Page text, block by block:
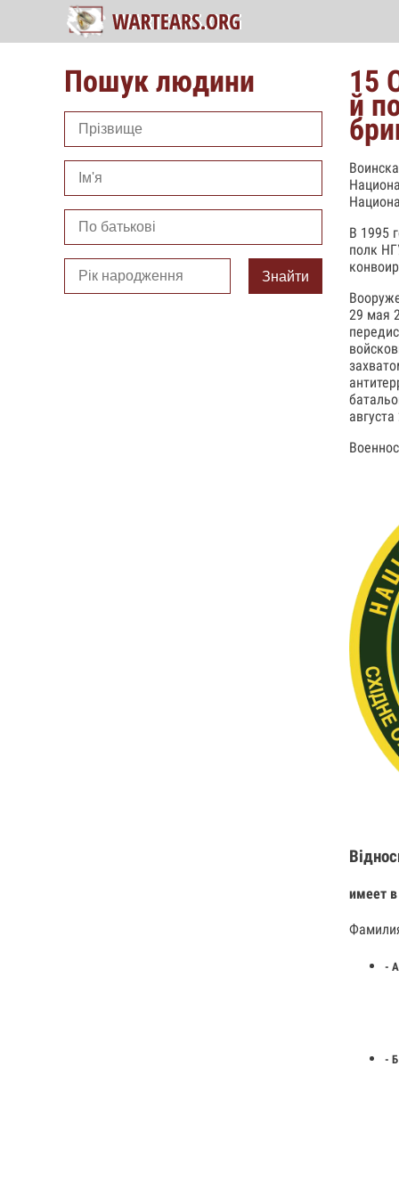
Пошук людини
Знайти
15
й
В 1995
полк
29 мая
имеет
-
-